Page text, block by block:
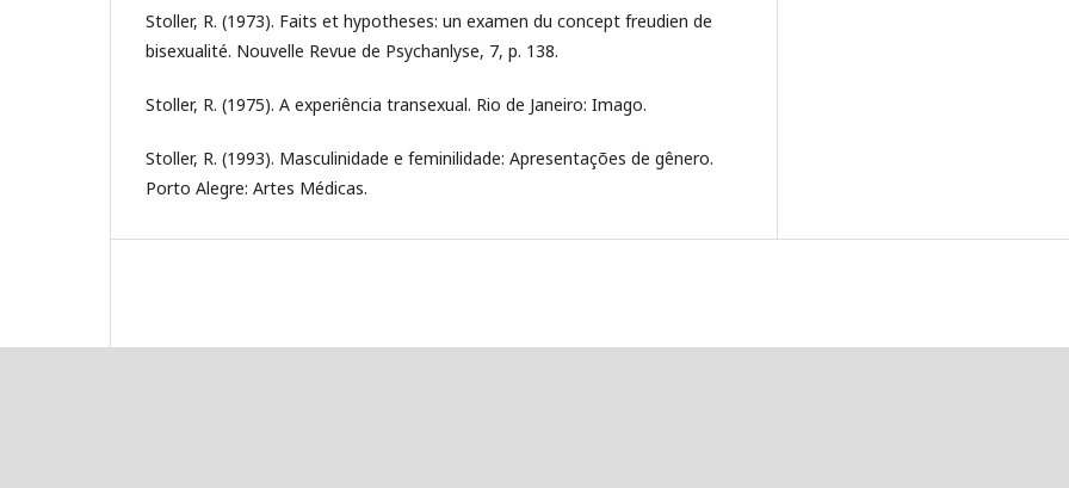
Stoller, R. (1973). Faits et hypotheses: un examen du concept freudien de
bisexualité. Nouvelle Revue de Psychanlyse, 7, p. 138.
Stoller, R. (1975). A experiência transexual. Rio de Janeiro: Imago.
Stoller, R. (1993). Masculinidade e feminilidade: Apresentações de gênero.
Porto Alegre: Artes Médicas.